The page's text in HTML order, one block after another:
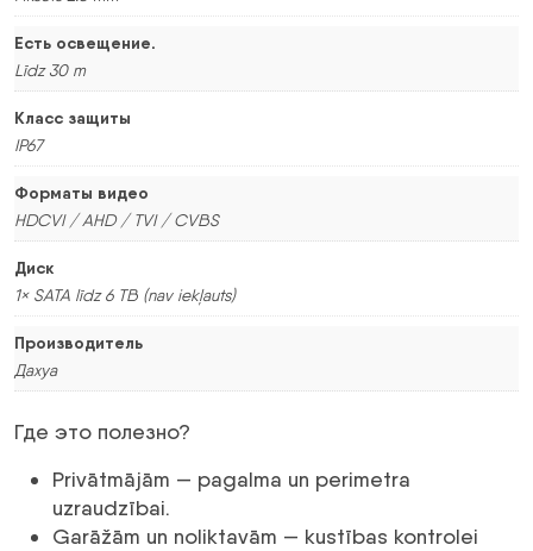
Есть освещение.
Līdz 30 m
Класс защиты
IP67
Форматы видео
HDCVI / AHD / TVI / CVBS
Диск
1× SATA līdz 6 TB (nav iekļauts)
Производитель
Дахуа
Где это полезно?
Privātmājām — pagalma un perimetra
uzraudzībai.
Garāžām un noliktavām — kustības kontrolei